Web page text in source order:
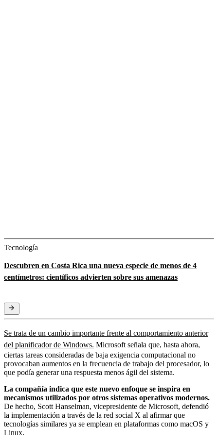
Tecnología
Descubren en Costa Rica una nueva especie de menos de 4
centímetros: científicos advierten sobre sus amenazas
Se trata de un cambio importante frente al comportamiento anterior
del planificador de Windows. Microsoft señala que, hasta ahora,
ciertas tareas consideradas de baja exigencia computacional no
provocaban aumentos en la frecuencia de trabajo del procesador, lo
que podía generar una respuesta menos ágil del sistema.
La compañía indica que este nuevo enfoque se inspira en
mecanismos utilizados por otros sistemas operativos modernos.
De hecho, Scott Hanselman, vicepresidente de Microsoft, defendió
la implementación a través de la red social X al afirmar que
tecnologías similares ya se emplean en plataformas como macOS y
Linux.